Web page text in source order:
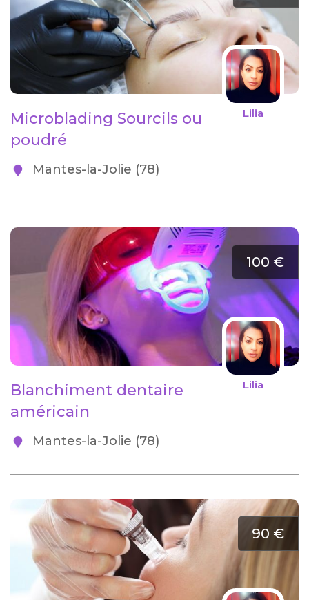
Lilia
Microblading Sourcils ou
poudré
Mantes-la-Jolie (78)
100 €
Lilia
Blanchiment dentaire
américain
Mantes-la-Jolie (78)
90 €